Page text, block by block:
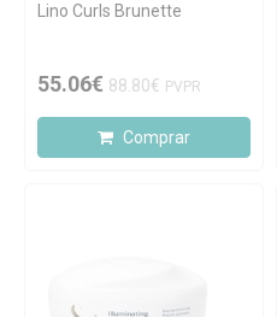
Lino Curls Brunette
55.06€ 88.80€ PVPR
Comprar